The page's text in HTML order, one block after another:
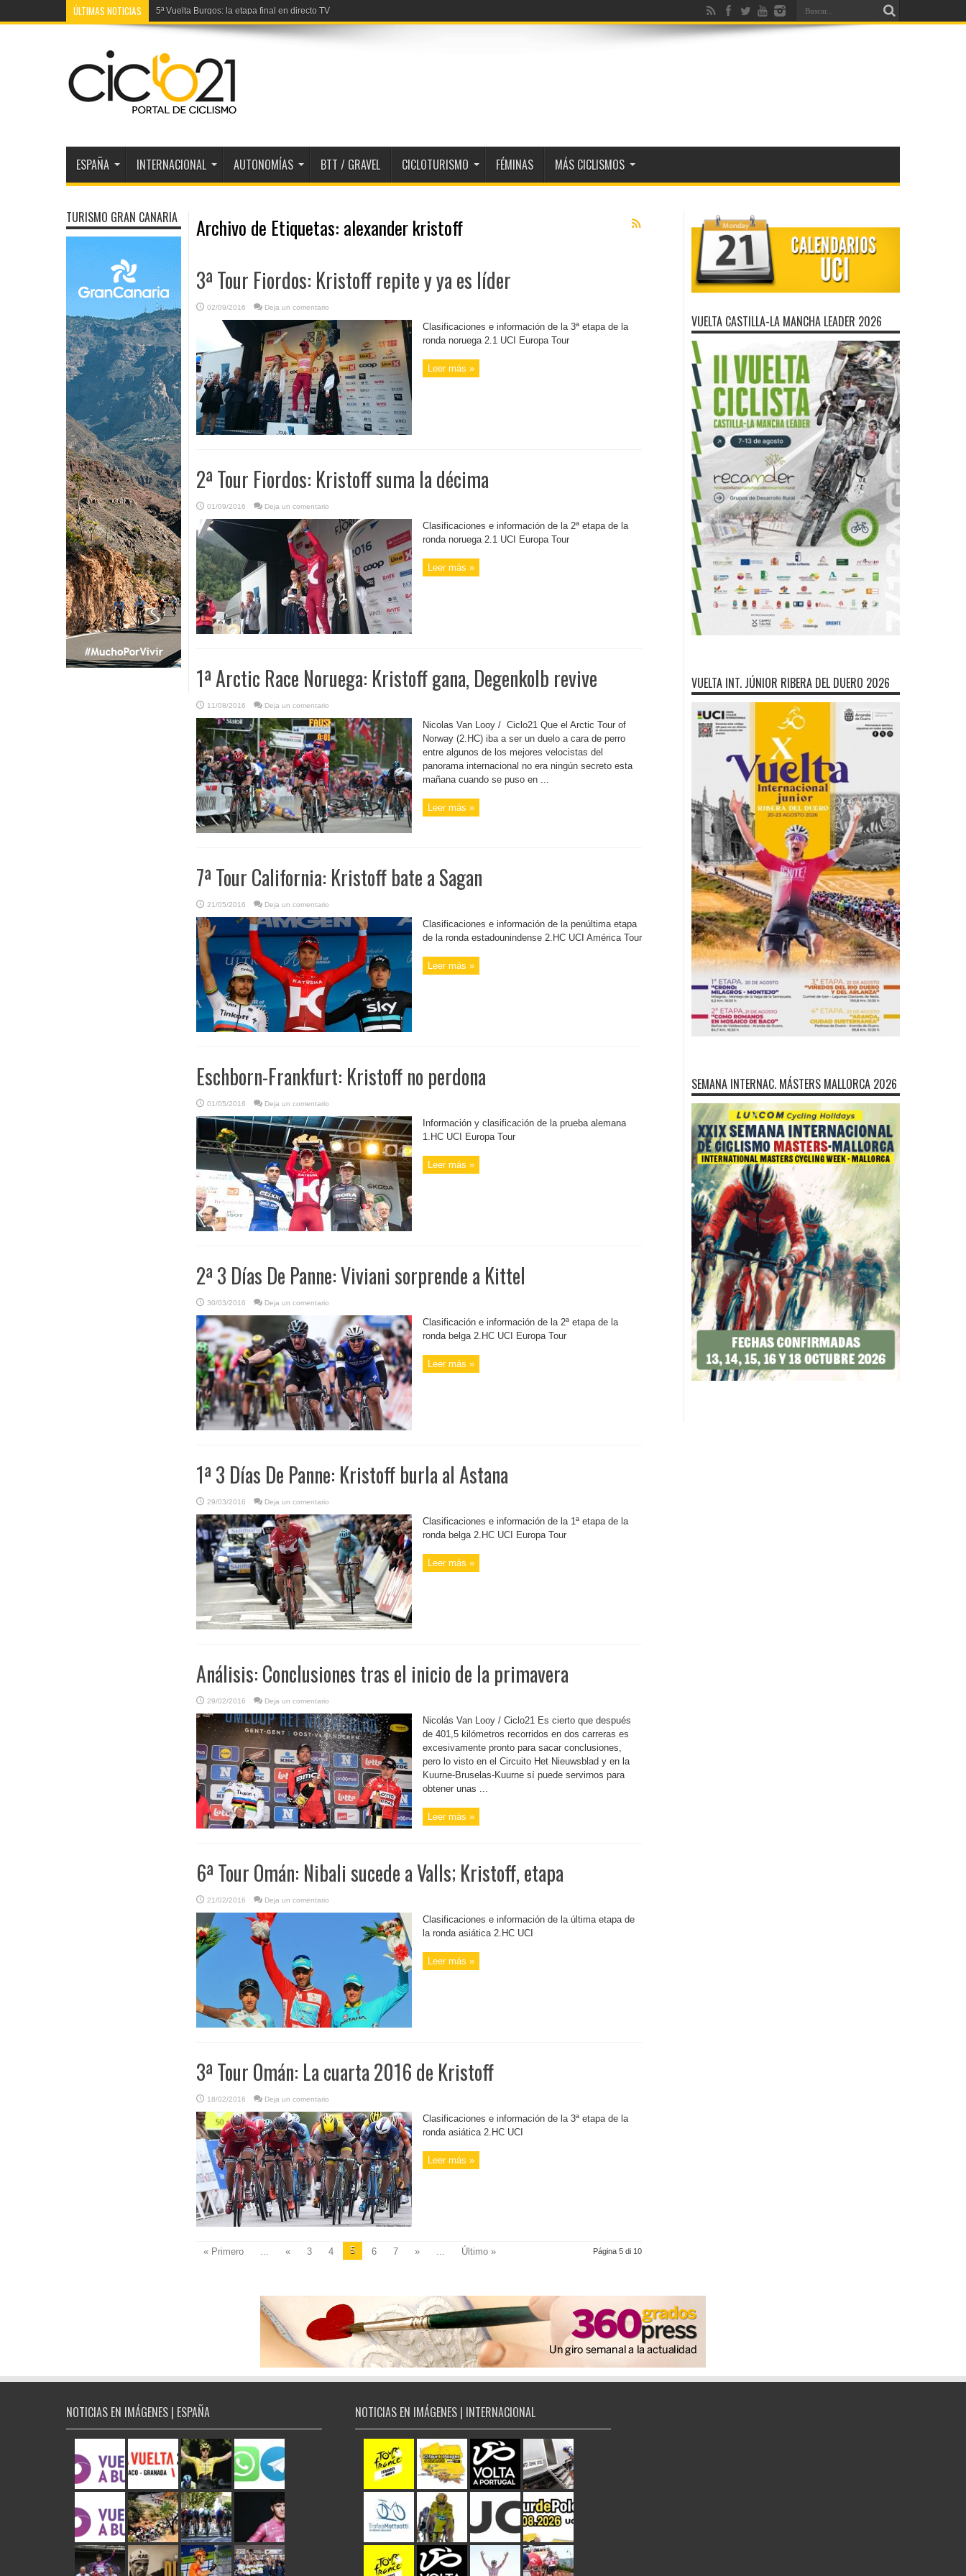
ÚLTIMAS NOTICIAS 6ª Tour Polonia: la etapa en directo
ESPAÑA INTERNACIONAL AUTONOMÍAS BTT / GRAVEL CICLOTURISMO FÉMINAS MÁS CICLISMOS
Archivo de Etiquetas: alexander kristoff
3ª Tour Fiordos: Kristoff repite y ya es líder
02/09/2016 Deja un comentario
Clasificaciones e información de la 3ª etapa de la
ronda noruega 2.1 UCI Europa Tour
Leer más »
2ª Tour Fiordos: Kristoff suma la décima
01/09/2016 Deja un comentario
Clasificaciones e información de la 2ª etapa de la
ronda noruega 2.1 UCI Europa Tour
Leer más »
1ª Arctic Race Noruega: Kristoff gana, Degenkolb revive
11/08/2016 Deja un comentario
Nicolas Van Looy / Ciclo21 Que el Arctic Tour of
Norway (2.HC) iba a ser un duelo a cara de perro
entre algunos de los mejores velocistas del
panorama internacional no era ningún secreto esta
mañana cuando se puso en ...
Leer más »
7ª Tour California: Kristoff bate a Sagan
21/05/2016 Deja un comentario
Clasificaciones e información de la penúltima etapa
de la ronda estadounindense 2.HC UCI América Tour
Leer más »
Eschborn-Frankfurt: Kristoff no perdona
01/05/2016 Deja un comentario
Información y clasificación de la prueba alemana
1.HC UCI Europa Tour
Leer más »
2ª 3 Días De Panne: Viviani sorprende a Kittel
30/03/2016 Deja un comentario
Clasificación e información de la 2ª etapa de la
ronda belga 2.HC UCI Europa Tour
Leer más »
1ª 3 Días De Panne: Kristoff burla al Astana
29/03/2016 Deja un comentario
Clasificaciones e información de la 1ª etapa de la
ronda belga 2.HC UCI Europa Tour
Leer más »
Análisis: Conclusiones tras el inicio de la primavera
29/02/2016 Deja un comentario
Nicolás Van Looy / Ciclo21 Es cierto que después
de 401,5 kilómetros recorridos en dos carreras es
excesivamente pronto para sacar conclusiones,
pero lo visto en el Circuito Het Nieuwsblad y en la
Kuurne-Bruselas-Kuurne sí puede servirnos para
obtener unas ...
Leer más »
6ª Tour Omán: Nibali sucede a Valls; Kristoff, etapa
21/02/2016 Deja un comentario
Clasificaciones e información de la última etapa de
la ronda asiática 2.HC UCI
Leer más »
3ª Tour Omán: La cuarta 2016 de Kristoff
18/02/2016 Deja un comentario
Clasificaciones e información de la 3ª etapa de la
ronda asiática 2.HC UCI
Leer más »
Página 5 di 10
« Primero ... « 3 4 5 6 7 » ... Último »
TURISMO GRAN CANARIA
VUELTA CASTILLA-LA MANCHA LEADER 2026
VUELTA INT. JÚNIOR RIBERA DEL DUERO 2026
SEMANA INTERNAC. MÁSTERS MALLORCA 2026
NOTICIAS EN IMÁGENES | ESPAÑA NOTICIAS EN IMÁGENES | INTERNACIONAL